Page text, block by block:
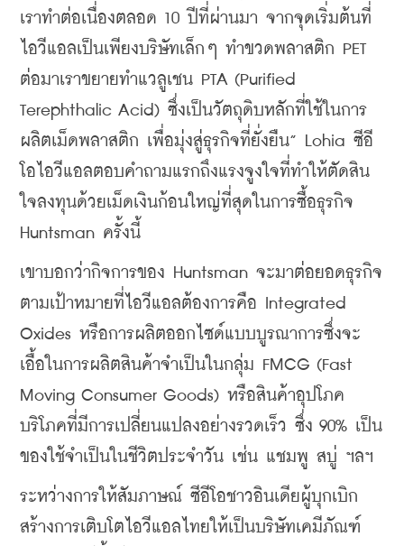
เราทำต่อเนื่องตลอด 10 ปีที่ผ่านมา จากจุดเริ่มต้นที่
ไอวีแอลเป็นเพียงบริษัทเล็กๆ ทำขวดพลาสติก
PET
ต่อมาเราขยายทำแวลูเชน PTA (Purified
Terephthalic Acid) ซึ่งเป็นวัตถุดิบหลักที่ใช้ในการ
ผลิตเม็ดพลาสติก เพื่อมุ่งสู่ธุรกิจที่ยั่งยืน” Lohia ซีอี
โอไอวีแอลตอบคำถามแรกถึงแรงจูงใจที่ทำให้ตัดสิน
ใจลงทุนด้วยเม็ดเงินก้อนใหญ่ที่สุดในการซื้อธุรกิจ
Huntsman ครั้งนี้
เขาบอกว่ากิจการของ Huntsman จะมาต่อยอดธุรกิจ
ตามเป้าหมายที่ไอวีแอลต้องการคือ Integrated
Oxides หรือการผลิตออกไซด์แบบบูรณาการซึ่งจะ
เอื้อในการผลิตสินค้าจำเป็นในกลุ่ม FMCG (Fast
Moving Consumer Goods) หรือสินค้าอุปโภค
บริโภคที่มีการเปลี่ยนแปลงอย่างรวดเร็ว ซึ่ง 90% เป็น
ของใช้จำเป็นในชีวิตประจำวัน เช่น แชมพู สบู่ ฯลฯ
ระหว่างการให้สัมภาษณ์ ซีอีโอชาวอินเดียผู้บุกเบิก
สร้างการเติบโตไอวีแอลไทยให้เป็นบริษัทเคมีภัณฑ์